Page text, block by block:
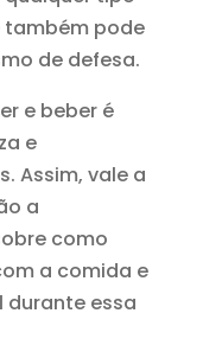
também pode
de defesa.
e beber é
e
Assim, vale a
a
como
a comida e
essa